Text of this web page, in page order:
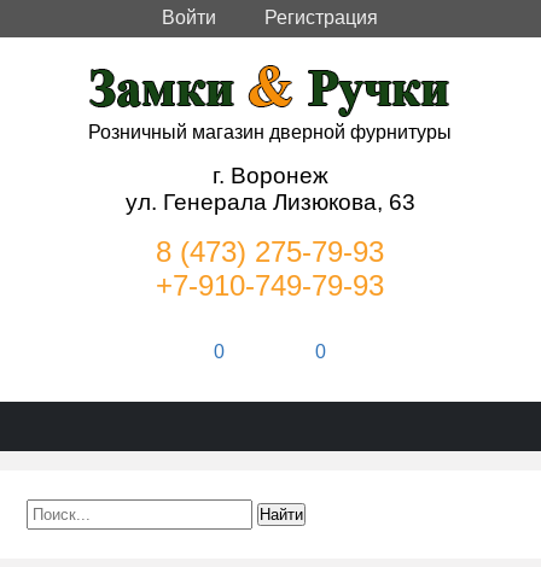
Войти Регистрация
Розничный магазин дверной фурнитуры
г. Воронеж
ул. Генерала Лизюкова, 63
8 (473) 275-79-93
+7-910-749-79-93
0 0